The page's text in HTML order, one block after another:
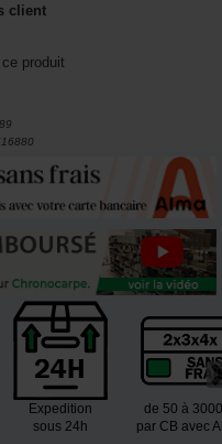
client
produit
Expedition
sous 24h
de 50 à
par CB avec